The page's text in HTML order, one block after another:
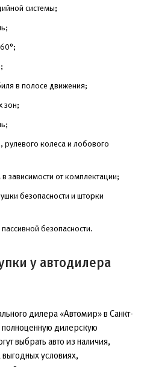
системы;
в полосе движения;
зон;
рулевого колеса и лобового
зависимости от комплектации;
безопасности и шторки
безопасности.
у автодилера
дилера «Автомир» в Санкт-
полноценную дилерскую
выбрать авто из наличия,
условиях,